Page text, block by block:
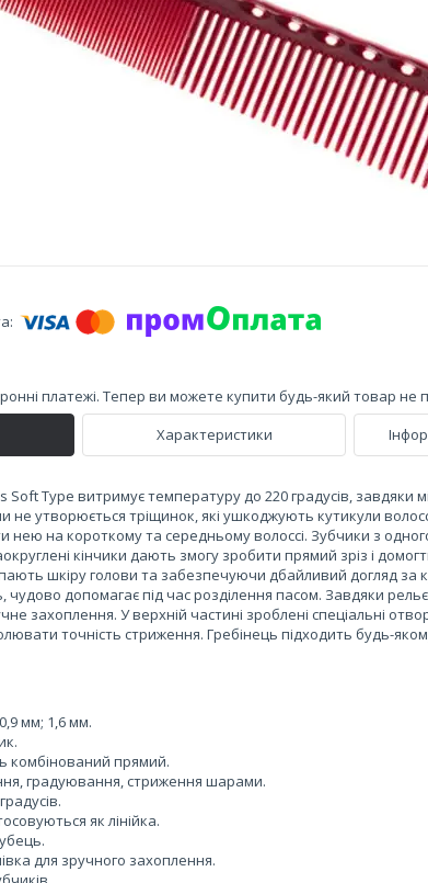
платежі. Тепер ви можете купити будь-який товар не
Характеристики
Soft Type витримує температуру до 220 градусів, завдяки
не утворюється тріщинок, які ушкоджують кутикули
на короткому та середньому волоссі. Зубчики з
кінчики дають змогу зробити прямий зріз і
шкіру голови та забезпечуючи дбайливий догляд за
допомагає під час розділення пасом. Завдяки
захоплення. У верхній частині зроблені спеціальні
точність стриження. Гребінець підходить будь-
мм; 1,6 мм.
комбінований прямий.
градуювання, стриження шарами.
як лінійка.
для зручного захоплення.